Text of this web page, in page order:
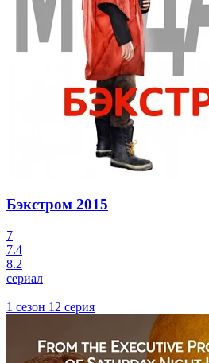
Бэкстром 2015
7
7.4
8.2
сериал
1 сезон 12 серия